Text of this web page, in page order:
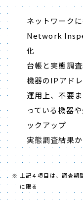
ネットワーク
Network
化
台帳と実態調
機器のIPアド
運用上、不要
っている機器
ックアップ
実態調査結果
上記４項目は、調査期
に限る